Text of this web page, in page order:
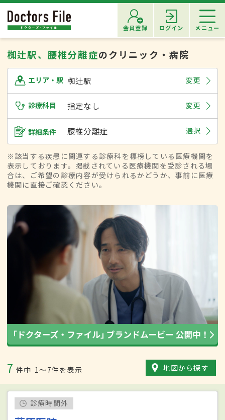
会員登録 ログイン メニュー
椥辻駅、腰椎分離症のクリニック・病院
エリア・駅 椥辻駅 変更
診療科目 指定なし 変更
詳細条件 腰椎分離症 選択
※該当する疾患に関連する診療科を標榜している医療機関を
表示しております。掲載されている医療機関を受診される場
合は、ご希望の診療内容が受けられるかどうか、事前に医療
機関に直接ご確認ください。
7 件中 1〜7件を表示 地図から探す
診療時間外